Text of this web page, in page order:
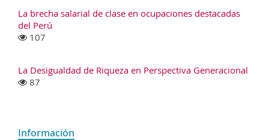
La brecha salarial de clase en ocupaciones destacadas
del Perú
107
La Desigualdad de Riqueza en Perspectiva Generacional
87
Información